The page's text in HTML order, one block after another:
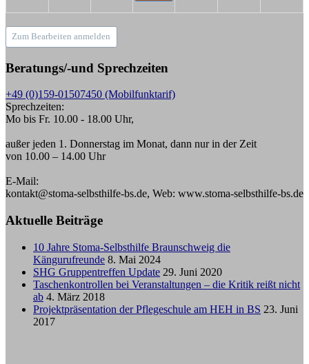
Zum Bearbeiten anmelden
Beratungs/-und Sprechzeiten
+49 (0)159-01507450 (Mobilfunktarif)
Sprechzeiten:
Mo bis Fr. 10.00 - 18.00 Uhr,
außer jeden 1. Donnerstag im Monat, dann nur in der Zeit
von 10.00 – 14.00 Uhr
E-Mail:
kontakt@stoma-selbsthilfe-bs.de, Web: www.stoma-selbsthilfe-bs.de
Aktuelle Beiträge
10 Jahre Stoma-Selbsthilfe Braunschweig die
Kängurufreunde 8. Mai 2024
SHG Gruppentreffen Update 29. Juni 2020
Taschenkontrollen bei Veranstaltungen – die Kritik reißt nicht
ab 4. März 2018
Projektpräsentation der Pflegeschule am HEH in BS 23. Juni
2017